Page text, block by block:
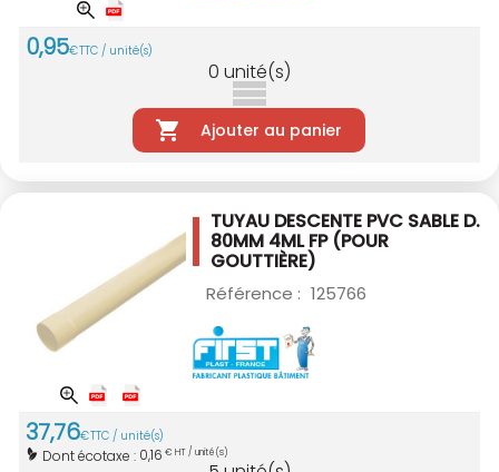
0,95€TTC / unité(s)
0 unité(s)
Ajouter au panier
TUYAU DESCENTE PVC SABLE D.
80MM 4MLFP (POUR
GOUTTIÈRE)
Référence : 125766
37,76€TTC / unité(s)
Dont écotaxe : 0,16 € HT / unité(s)